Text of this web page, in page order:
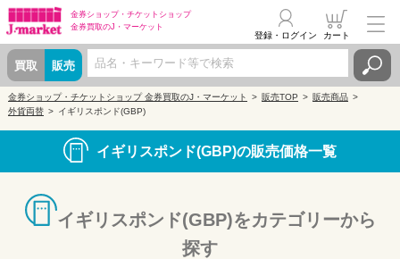
金券ショップ・ チケットショップ
金券買取のJ・マーケット
買取 販売
登録・ログイン カート
金券ショップ・チケットショップ 金券買取のJ・マーケット 販売TOP
販売商品
外貨両替
イギリスポンド(GBP)
イギリスポンド(GBP)の販売価格一覧
イギリスポンド(GBP)をカテゴリーから
探す